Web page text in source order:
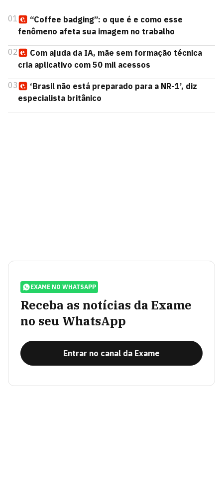
01
“Coffee badging”: o que é e como esse
fenômeno afeta sua imagem no trabalho
02
Com ajuda da IA, mãe sem formação técnica
cria aplicativo com 50 mil acessos
03
‘Brasil não está preparado para a NR-1’, diz
especialista britânico
EXAME NO WHATSAPP
Receba as notícias da Exame
no seu WhatsApp
Entrar no canal da Exame